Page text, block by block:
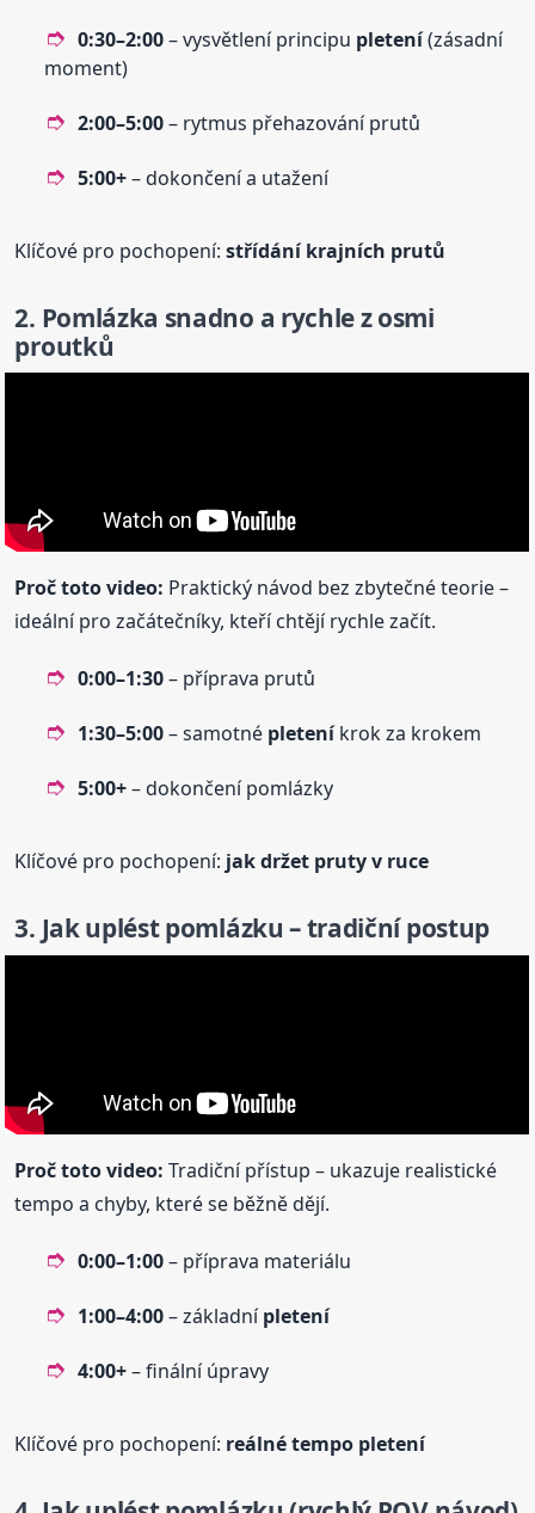
0:30–2:00– vysvětlení principu pletení(zásadní
moment)
2:00–5:00– rytmus přehazování prutů
5:00+– dokončení a utažení
Klíčové pro pochopení:střídání krajních prutů
2. Pomlázka snadno a rychle z osmi
proutků
Proč toto video: Praktický návod bez zbytečné teorie –
ideální pro začátečníky, kteří chtějí rychle začít.
0:00–1:30– příprava prutů
1:30–5:00– samotné pleteníkrok za krokem
5:00+– dokončení pomlázky
Klíčové pro pochopení: jak držet pruty v ruce
3. Jak uplést pomlázku – tradiční postup
Proč toto video: Tradiční přístup – ukazuje realistické
tempo a chyby, které se běžně dějí.
0:00–1:00– příprava materiálu
1:00–4:00– základnípletení
4:00+– finální úpravy
Klíčové pro pochopení: reálné tempo pletení